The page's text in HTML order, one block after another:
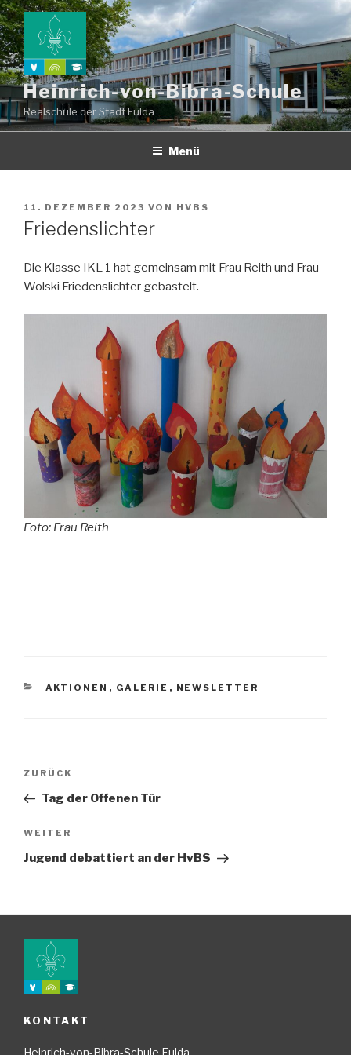
Zum
Inhalt
springen
Heinrich-von-Bibra-Schule
Realschule der Stadt Fulda
Menü
VERÖFFENTLICHT
AM
11. DEZEMBER 2023 VON HVBS
Friedenslichter
Die Klasse IKL 1 hat gemeinsam mit Frau Reith und Frau
Wolski Friedenslichter gebastelt.
Foto: Frau Reith
KATEGORIEN
AKTIONEN , GALERIE , NEWSLETTER
Beitragsnavigation
Vorheriger
Beitrag
ZURÜCK
Tag der Offenen Tür
Nächster
Beitrag
WEITER
Jugend debattiert an der HvBS
KONTAKT
Heinrich-von-Bibra-Schule Fulda